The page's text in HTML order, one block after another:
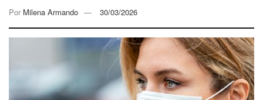
Por Milena Armando 30/03/2026